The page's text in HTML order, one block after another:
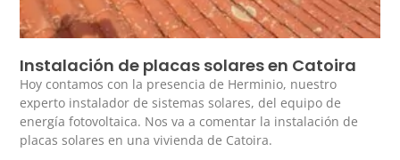
Instalación de placas solares en Catoira
Hoy contamos con la presencia de Herminio, nuestro
experto instalador de sistemas solares, del equipo de
energía fotovoltaica. Nos va a comentar la instalación de
placas solares en una vivienda de Catoira.